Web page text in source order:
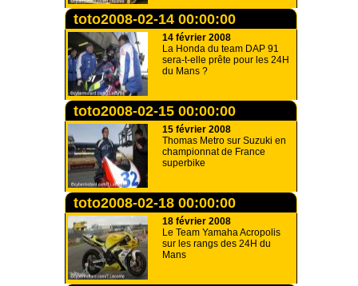
toto2008-02-14 00:00:00
14 février 2008
La Honda du team DAP 91
sera-t-elle prête pour les 24H
du Mans ?
toto2008-02-15 00:00:00
15 février 2008
Thomas Metro sur Suzuki en
championnat de France
superbike
toto2008-02-18 00:00:00
18 février 2008
Le Team Yamaha Acropolis
sur les rangs des 24H du
Mans